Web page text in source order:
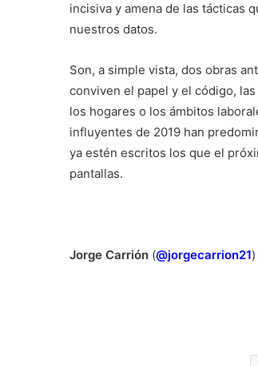
incisiva y amena de las tácticas
nuestros datos.
Son, a simple vista, dos obras
conviven el papel y el código,
los hogares o los ámbitos
influyentes de 2019 han
ya estén escritos los que el
pantallas.
Jorge Carrión (@jorgecarrion21